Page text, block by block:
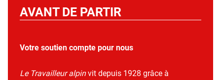
AVANT DE PARTIR
Votre soutien compte pour nous
Le Travailleur alpinvit depuis 1928 grâce à